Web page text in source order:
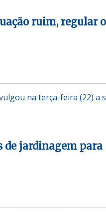
ruim, regular
na terça-feira (22) a
de jardinagem para